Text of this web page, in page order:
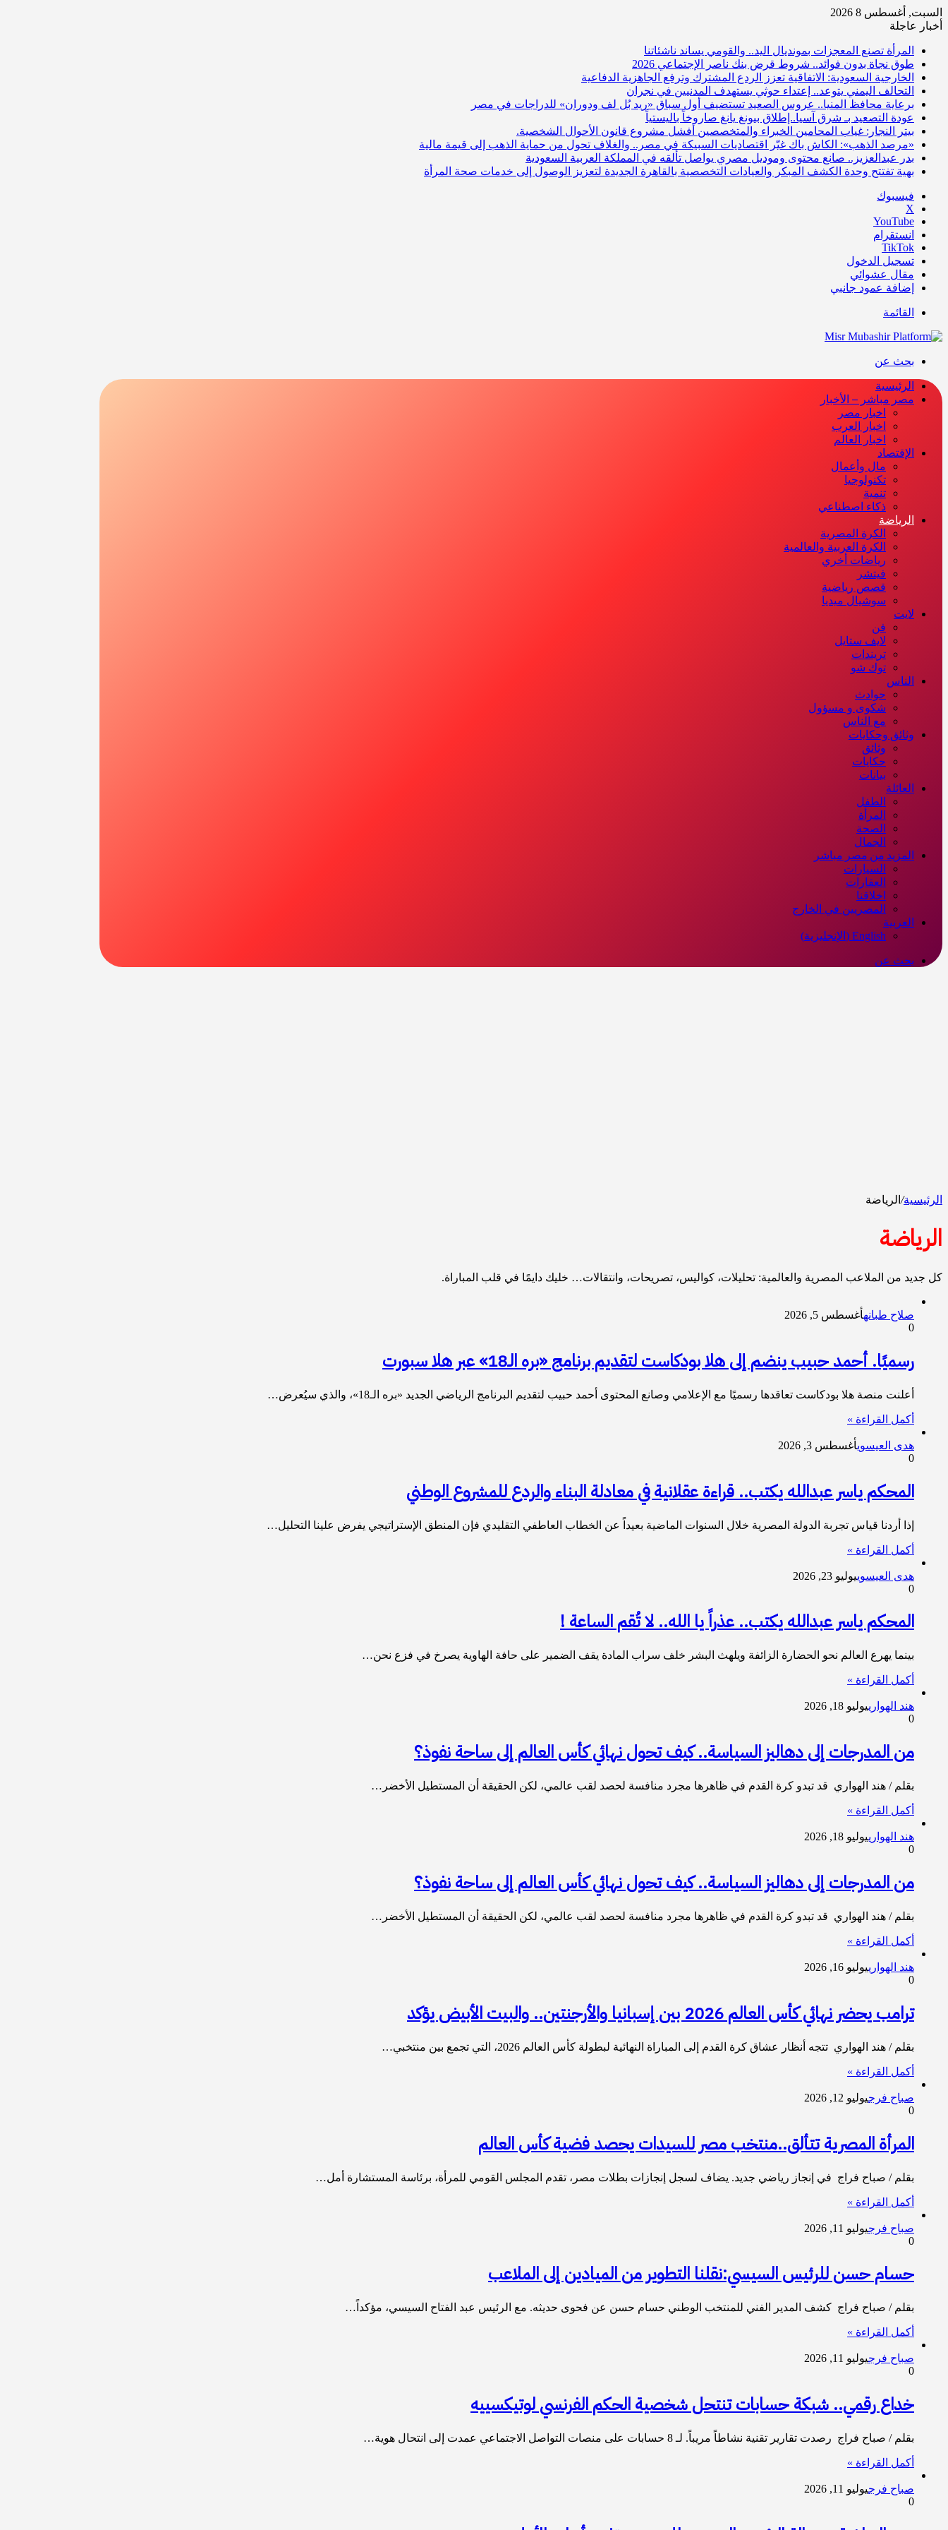
السبت, أغسطس 8 2026
أخبار عاجلة
المرأة تصنع المعجزات بمونديال اليد.. والقومي يساند ناشئاتنا
طوق نجاة بدون فوائد.. شروط قرض بنك ناصر الإجتماعي 2026
الخارجية السعودية: الاتفاقية تعزز الردع المشترك وترفع الجاهزية الدفاعية
التحالف اليمني يتوعد.. إعتداء حوثي يستهدف المدنيين في نجران
برعاية محافظ المنيا.. عروس الصعيد تستضيف أول سباق «ريد بُل لف ودوران» للدراجات في مصر
عودة التصعيد بـ شرق آسيا..إطلاق بيونغ يانغ صاروخاً باليستياً
بيتر النجار: غياب المحامين الخبراء والمتخصصين أفشل مشروع قانون الأحوال الشخصية.
«مرصد الذهب»: الكاش باك غيّر اقتصاديات السبيكة في مصر.. والغلاف تحول من حماية الذهب إلى قيمة مالية
بدر عبدالعزيز.. صانع محتوى وموديل مصري يواصل تألقه في المملكة العربية السعودية
بهية تفتتح وحدة الكشف المبكر والعيادات التخصصية بالقاهرة الجديدة لتعزيز الوصول إلى خدمات صحة المرأة
فيسبوك
‫X
‫YouTube
انستقرام
‫TikTok
تسجيل الدخول
مقال عشوائي
إضافة عمود جانبي
القائمة
بحث عن
الرئيسية
مصر مباشر – الأخبار
اخبار مصر
اخبار العرب
اخبار العالم
الإقتصاد
مال وأعمال
تكنولوجيا
تنمية
ذكاء اصطناعي
الرياضة
الكرة المصرية
الكرة العربية والعالمية
رياضات أخري
فيتشر
قصص رياضية
سوشيال ميديا
لايت
فن
لايف ستايل
تريندات
توك شو
الناس
حوادث
شكوى و مسؤول
مع الناس
وثائق وحكايات
وثائق
حكايات
بيانات
العائلة
الطفل
المرأة
الصحة
الجمال
المزيد من مصر مباشر
السيارات
العقارات
اخلاقنا
المصريين في الخارج
العربية
English
( الإنجليزية)
بحث عن
الرئيسية/ الرياضة
الرياضة
كل جديد من الملاعب المصرية والعالمية: تحليلات، كواليس، تصريحات، وانتقالات… خليك دايمًا في قلب المباراة.
صلاح طبانهأغسطس 5, 2026
0
رسميًا. أحمد حبيب ينضم إلى هلا بودكاست لتقديم برنامج «بره الـ18» عبر هلا سبورت
أعلنت منصة هلا بودكاست تعاقدها رسميًا مع الإعلامي وصانع المحتوى أحمد حبيب لتقديم البرنامج الرياضي الجديد «بره الـ18»، والذي سيُعرض…
أكمل القراءة »
هدى العيسويأغسطس 3, 2026
0
المحكم ياسر عبدالله يكتب.. قراءة عقلانية في معادلة البناء والردع للمشروع الوطني
إذا أردنا قياس تجربة الدولة المصرية خلال السنوات الماضية بعيداً عن الخطاب العاطفي التقليدي فإن المنطق الإستراتيجي يفرض علينا التحليل…
أكمل القراءة »
هدى العيسوييوليو 23, 2026
0
المحكم ياسر عبدالله يكتب.. عذراً يا الله.. لا تُقم الساعة !
بينما يهرع العالم نحو الحضارة الزائفة ويلهث البشر خلف سراب المادة يقف الضمير على حافة الهاوية يصرخ في فزع نحن…
أكمل القراءة »
هند الهوارييوليو 18, 2026
0
من المدرجات إلى دهاليز السياسة.. كيف تحول نهائي كأس العالم إلى ساحة نفوذ؟
بقلم / هند الهواري قد تبدو كرة القدم في ظاهرها مجرد منافسة لحصد لقب عالمي، لكن الحقيقة أن المستطيل الأخضر…
أكمل القراءة »
هند الهوارييوليو 18, 2026
0
من المدرجات إلى دهاليز السياسة.. كيف تحول نهائي كأس العالم إلى ساحة نفوذ؟
بقلم / هند الهواري قد تبدو كرة القدم في ظاهرها مجرد منافسة لحصد لقب عالمي، لكن الحقيقة أن المستطيل الأخضر…
أكمل القراءة »
هند الهوارييوليو 16, 2026
0
ترامب يحضر نهائي كأس العالم 2026 بين إسبانيا والأرجنتين.. والبيت الأبيض يؤكد
بقلم / هند الهواري تتجه أنظار عشاق كرة القدم إلى المباراة النهائية لبطولة كأس العالم 2026، التي تجمع بين منتخبي…
أكمل القراءة »
صباح فرجيوليو 12, 2026
0
المرأة المصرية تتألق..منتخب مصر للسيدات يحصد فضية كأس العالم
بقلم / صباح فراج في إنجاز رياضي جديد. يضاف لسجل إنجازات بطلات مصر، تقدم المجلس القومي للمرأة، برئاسة المستشارة أمل…
أكمل القراءة »
صباح فرجيوليو 11, 2026
0
حسام حسن للرئيس السيسي:نقلنا التطوير من الميادين إلى الملاعب
بقلم / صباح فراج كشف المدير الفني للمنتخب الوطني حسام حسن عن فحوى حديثه. مع الرئيس عبد الفتاح السيسي، مؤكداً…
أكمل القراءة »
صباح فرجيوليو 11, 2026
0
خداع رقمي.. شبكة حسابات تنتحل شخصية الحكم الفرنسي لوتيكسييه
بقلم / صباح فراج رصدت تقارير تقنية نشاطاً مريباً. لـ 8 حسابات على منصات التواصل الاجتماعي عمدت إلى انتحال هوية…
أكمل القراءة »
صباح فرجيوليو 11, 2026
0